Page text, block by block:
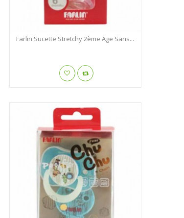
Farlin Sucette Stretchy 2ème Age Sans...